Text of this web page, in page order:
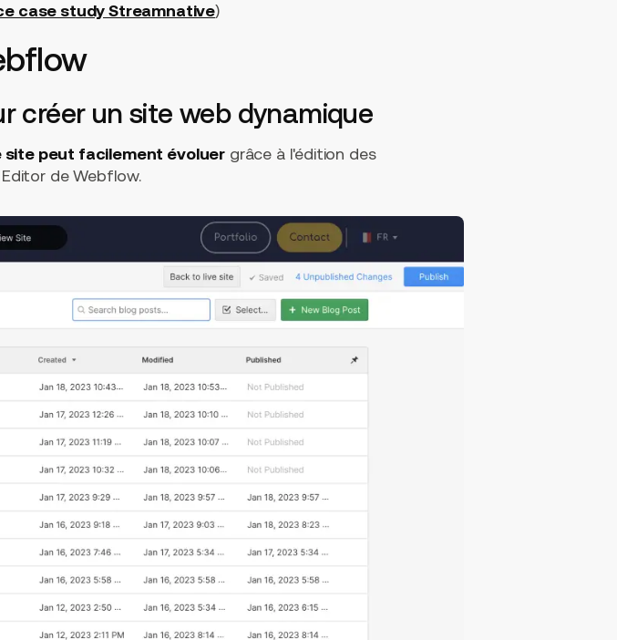
case study Streamnative)
créer un site web dynamique
site peut facilement évoluer grâce à l'édition des
de Webflow.